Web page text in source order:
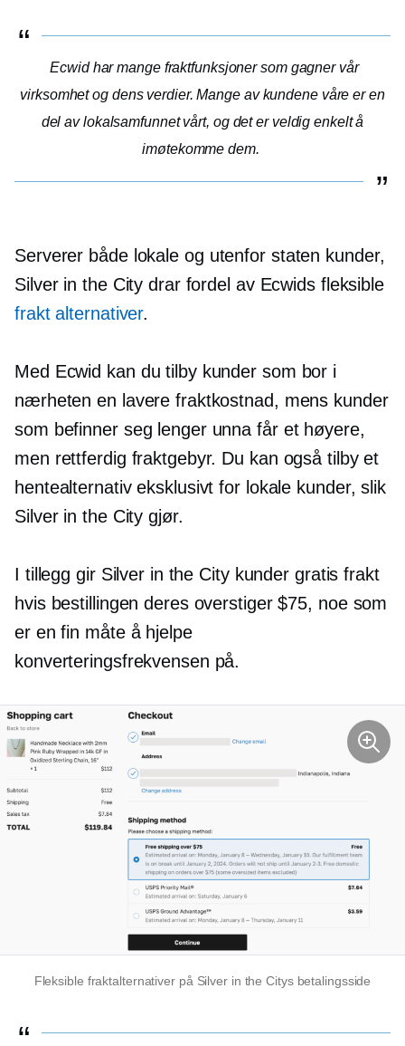
Ecwid har mange fraktfunksjoner som gagner vår
virksomhet og dens verdier. Mange av kundene våre er en
del av lokalsamfunnet vårt, og det er veldig enkelt å
imøtekomme dem.
Serverer både lokale og utenfor staten kunder,
Silver in the City drar fordel av Ecwids fleksible
frakt alternativer.
Med Ecwid kan du tilby kunder som bor i
nærheten en lavere fraktkostnad, mens kunder
som befinner seg lenger unna får et høyere,
men rettferdig fraktgebyr. Du kan også tilby et
hentealternativ eksklusivt for lokale kunder, slik
Silver in the City gjør.
I tillegg gir Silver in the City kunder gratis frakt
hvis bestillingen deres overstiger $75, noe som
er en fin måte å hjelpe
konverteringsfrekvensen på.
Fleksible fraktalternativer på Silver in the Citys betalingsside